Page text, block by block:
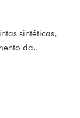
sintéticas,
da..